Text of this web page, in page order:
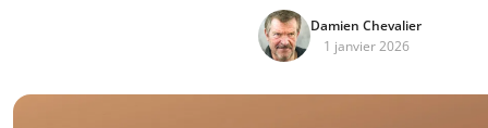
Damien Chevalier
1 janvier 2026